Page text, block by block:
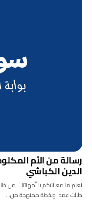
رسالة من الأم
الدين الكباشي
نعلم ما معاناتكم يا أمهاتنا .. من
طالت عمدا وبخطة ممنهجة من…